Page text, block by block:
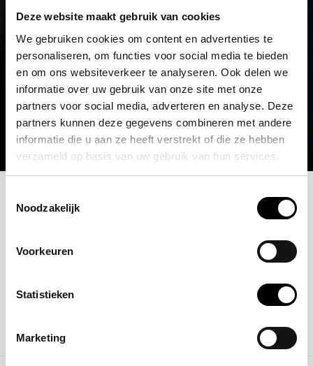
Deze website maakt gebruik van cookies
We gebruiken cookies om content en advertenties te
personaliseren, om functies voor social media te bieden
en om ons websiteverkeer te analyseren. Ook delen we
informatie over uw gebruik van onze site met onze
partners voor social media, adverteren en analyse. Deze
partners kunnen deze gegevens combineren met andere
informatie die u aan ze heeft verstrekt of die ze hebben
verzameld op basis van uw gebruik van hun services.
Noodzakelijk
Voorkeuren
Statistieken
Marketing